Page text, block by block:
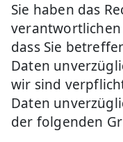
Sie haben das
dass Sie
Daten
wir sind
Daten
der folgenden